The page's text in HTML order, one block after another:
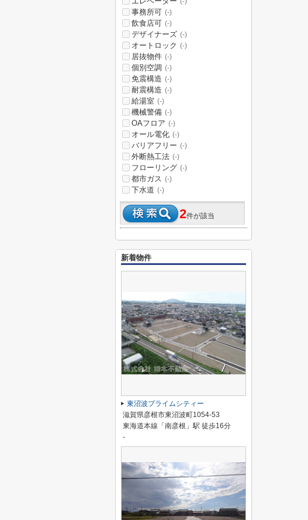
事務所可 (-)
飲食店可 (-)
デザイナーズ (-)
オートロック (-)
居抜物件 (-)
個別空調 (-)
免震構造 (-)
耐震構造 (-)
給湯室 (-)
機械警備 (-)
OAフロア (-)
オール電化 (-)
バリアフリー (-)
外断熱工法 (-)
フローリング (-)
都市ガス (-)
下水道 (-)
2件が該当
新着物件
東沼波プライムシティー
滋賀県彦根市東沼波町1054-53
東海道本線「南彦根」駅 徒歩16分
-